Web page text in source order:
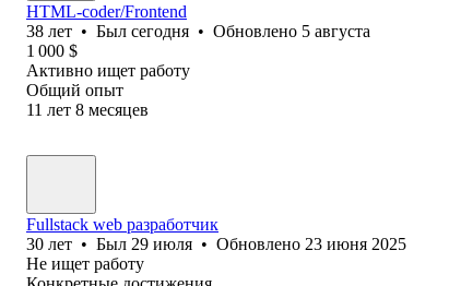
HTML-coder/Frontend
38 лет • Был сегодня • Обновлено 5 августа
1 000 $
Активно ищет работу
Общий опыт
11 лет 8 месяцев
Fullstack web разработчик
30 лет • Был 29 июля • Обновлено 23 июня 2025
Не ищет работу